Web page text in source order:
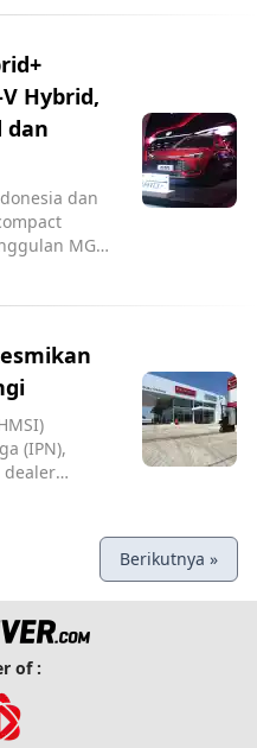
Hybrid,
dan
dan
MG
(IPN),
dealer
Berikutnya »
of :